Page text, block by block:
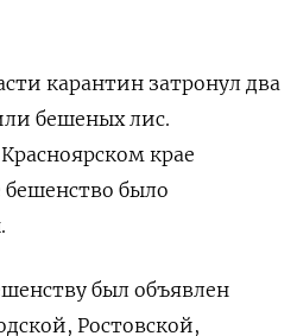
карантин затронул два
бешеных лис.
крае
бешенство было
был объявлен
Ростовской,